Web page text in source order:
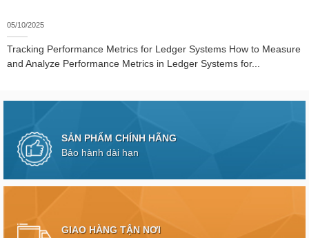
05/10/2025
Tracking Performance Metrics for Ledger Systems How to Measure
and Analyze Performance Metrics in Ledger Systems for...
SẢN PHẨM CHÍNH HÃNG
Bảo hành dài hạn
GIAO HÀNG TẬN NƠI